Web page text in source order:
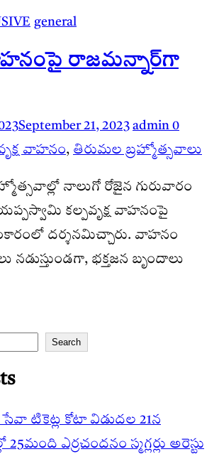
general
వాహనంపై రాజమన్నార్‌గా
September 21, 2023 admin 0
వాహనం, తిరుమల బ్రహ్మోత్సవాలు
నాలుగో రోజైన గురువారం
కల్పవృక్ష వాహనంపై
దర్శనమిచ్చారు. వాహనం
నడుస్తుండగా, భక్తజన బృందాలు
Search
సేవా టికెట్ల కోటా విడుదల 21న
25మంది ఎర్రచందనం స్మగ్లర్లు అరెస్టు